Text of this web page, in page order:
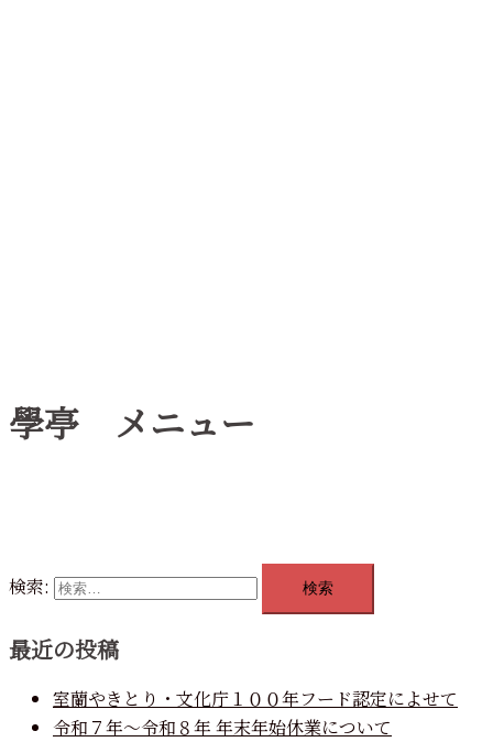
學亭 メニュー
検索:
最近の投稿
室蘭やきとり・文化庁１００年フード認定によせて
令和７年～令和８年 年末年始休業について